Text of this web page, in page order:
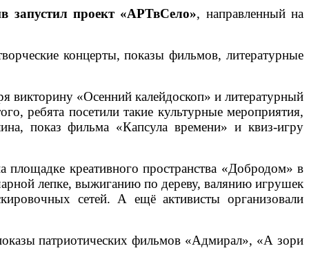
запустил проект «АРТвСело», направленный на
концерты, показы фильмов, литературные
викторину «Осенний калейдоскоп» и литературный
ребята посетили такие культурные мероприятия,
показ фильма «Капсула времени» и квиз-игру
креативного пространства «Добродом» в
лепке, выжиганию по дереву, валянию игрушек
сетей. А ещё активисты организовали
патриотических фильмов «Адмирал», «А зори